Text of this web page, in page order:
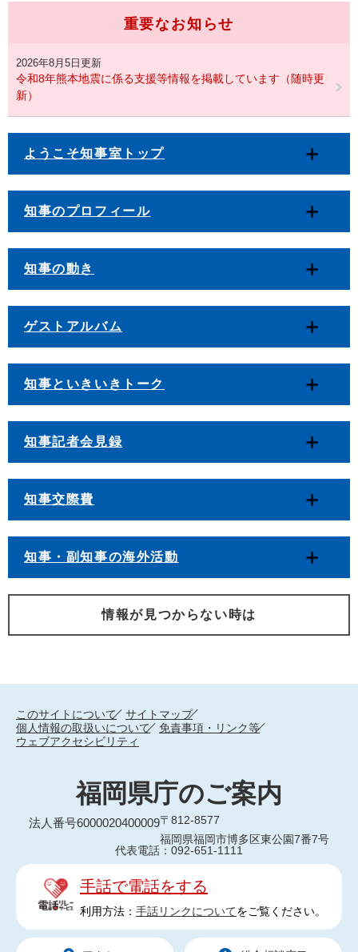
重要なお知らせ
2026年8月5日更新
令和8年熊本地震に係る支援等情報を掲載しています（随時更
新）
ようこそ知事室トップ
知事のプロフィール
知事の動き
ゲストアルバム
知事といきいきトーク
知事記者会見録
知事交際費
知事・副知事の海外活動
情報が見つからない時は
このサイトについて
サイトマップ
個人情報の取扱いについて
免責事項・リンク等
ウェブアクセシビリティ
福岡県庁のご案内
法人番号6000020400009〒812-8577
福岡県福岡市博多区東公園7番7号
代表電話：092-651-1111
手話で電話をする
利用方法： 手話リンクについてをご覧ください。